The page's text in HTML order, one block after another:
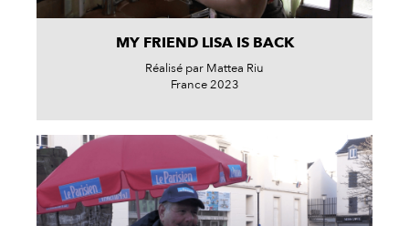
MY FRIEND LISA IS BACK
Réalisé par Mattea Riu
France 2023